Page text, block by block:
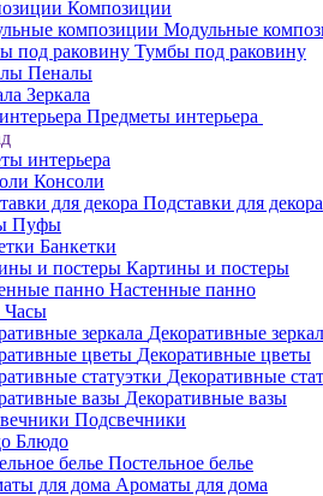
Композиции
Модульные
Тумбы под раковину
Пеналы
Зеркала
Предметы интерьера
интерьера
Консоли
Подставки для декора
Пуфы
Банкетки
Картины и постеры
Настенные панно
Часы
Декоративные
Декоративные цветы
Декоративные
Декоративные вазы
Подсвечники
Блюдо
Постельное белье
Ароматы для дома